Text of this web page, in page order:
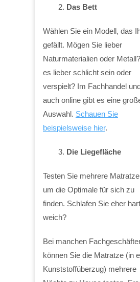
Das Bett
Wählen Sie ein Modell, das
gefällt. Mögen Sie lieber
Naturmaterialien oder
es lieber schlicht sein oder
verspielt? Im Fachhandel
auch online gibt es eine
Auswahl. Schauen Sie
beispielsweise hier.
Die Liegefläche
Testen Sie mehrere
um die Optimale für sich zu
finden. Schlafen Sie eher
weich?
Bei manchen
können Sie die Matratze (in
Kunststoffüberzug) mehrere